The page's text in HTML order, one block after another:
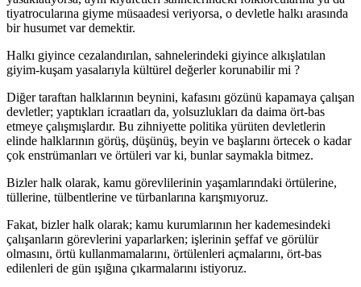
tiyatrocularına giyme müsaadesi veriyorsa, o devletle halkı arasında
bir husumet var demektir.
Halkı giyince cezalandırılan, sahnelerindeki giyince alkışlatılan
giyim-kuşam yasalarıyla kültürel değerler korunabilir mi ?
Diğer taraftan halklarının beynini, kafasını gözünü kapamaya çalışan
devletler; yaptıkları icraatları da, yolsuzlukları da daima ört-bas
etmeye çalışmışlardır. Bu zihniyette politika yürüten devletlerin
elinde halklarının görüş, düşünüş, beyin ve başlarını örtecek o kadar
çok enstrümanları ve örtüleri var ki, bunlar saymakla bitmez.
Bizler halk olarak, kamu görevlilerinin yaşamlarındaki örtülerine,
tüllerine, tülbentlerine ve türbanlarına karışmıyoruz.
Fakat, bizler halk olarak; kamu kurumlarının her kademesindeki
çalışanların görevlerini yaparlarken; işlerinin şeffaf ve görülür
olmasını, örtü kullanmamalarını, örtülenleri açmalarını, ört-bas
edilenleri de gün ışığına çıkarmalarını istiyoruz.